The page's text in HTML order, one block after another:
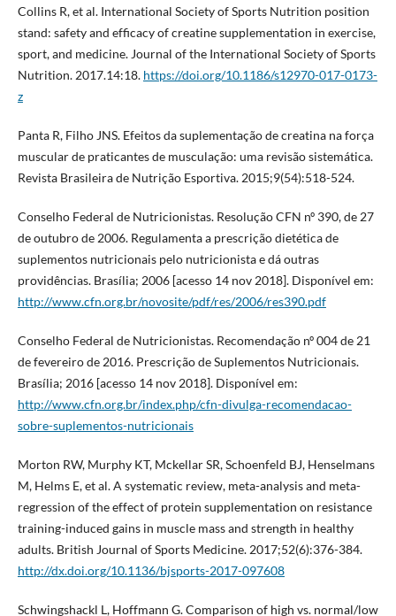
Collins R, et al. International Society of Sports Nutrition position
stand: safety and efficacy of creatine supplementation in exercise,
sport, and medicine. Journal of the International Society of Sports
Nutrition. 2017.14:18. https://doi.org/10.1186/s12970-017-0173-
z
Panta R, Filho JNS. Efeitos da suplementação de creatina na força
muscular de praticantes de musculação: uma revisão sistemática.
Revista Brasileira de Nutrição Esportiva. 2015;9(54):518-524.
Conselho Federal de Nutricionistas. Resolução CFN nº 390, de 27
de outubro de 2006. Regulamenta a prescrição dietética de
suplementos nutricionais pelo nutricionista e dá outras
providências. Brasília; 2006 [acesso 14 nov 2018]. Disponível em:
http://www.cfn.org.br/novosite/pdf/res/2006/res390.pdf
Conselho Federal de Nutricionistas. Recomendação nº 004 de 21
de fevereiro de 2016. Prescrição de Suplementos Nutricionais.
Brasília; 2016 [acesso 14 nov 2018]. Disponível em:
http://www.cfn.org.br/index.php/cfn-divulga-recomendacao-
sobre-suplementos-nutricionais
Morton RW, Murphy KT, Mckellar SR, Schoenfeld BJ, Henselmans
M, Helms E, et al. A systematic review, meta-analysis and meta-
regression of the effect of protein supplementation on resistance
training-induced gains in muscle mass and strength in healthy
adults. British Journal of Sports Medicine. 2017;52(6):376-384.
http://dx.doi.org/10.1136/bjsports-2017-097608
Schwingshackl L, Hoffmann G. Comparison of high vs. normal/low